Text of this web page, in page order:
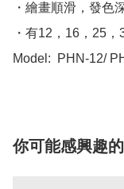
・繪畫順滑，發色深
・有12，16，25
Model:  PHN-12/
你可能感興趣